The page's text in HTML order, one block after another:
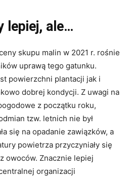
lepiej, ale…
skupu malin w 2021 r. rośnie
uprawą tego gatunku.
powierzchni plantacji jak i
dobrej kondycji. Z uwagi na
z początku roku,
tzw. letnich nie był
się na opadanie zawiązków, a
powietrza przyczyniały się
owoców. Znacznie lepiej
organizacji